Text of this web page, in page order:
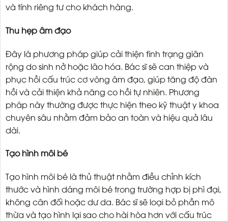
và tính riêng tư cho khách hàng.
Thu hẹp âm đạo
Đây là phương pháp giúp cải thiện tình trạng giãn
rộng do sinh nở hoặc lão hóa. Bác sĩ sẽ can thiệp và
phục hồi cấu trúc cơ vòng âm đạo, giúp tăng độ đàn
hồi và cải thiện khả năng co hồi tự nhiên. Phương
pháp này thường được thực hiện theo kỹ thuật y khoa
chuyên sâu nhằm đảm bảo an toàn và hiệu quả lâu
dài.
Tạo hình môi bé
Tạo hình môi bé là thủ thuật nhằm điều chỉnh kích
thước và hình dáng môi bé trong trường hợp bị phì đại,
không cân đối hoặc dư da. Bác sĩ sẽ loại bỏ phần mô
thừa và tạo hình lại sao cho hài hòa hơn với cấu trúc